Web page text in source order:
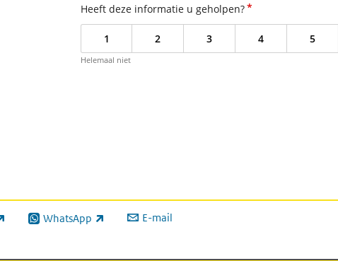
Heeft deze informatie u geholpen?*
1 2 3 4 5
Helemaal niet
WhatsApp
(externe link) E-mail